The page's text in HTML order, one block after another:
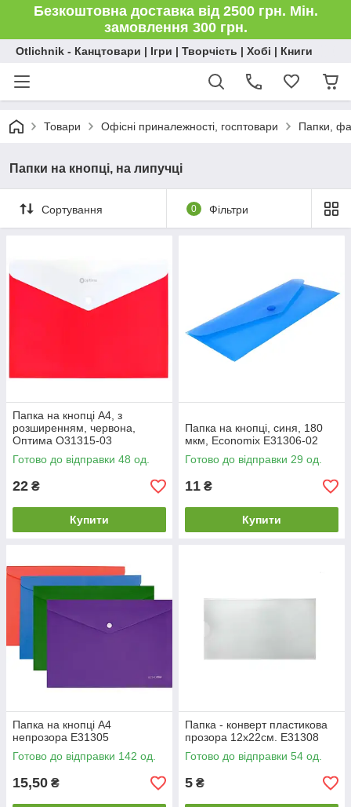
Безкоштовна доставка від 2500 грн. Мін.
замовлення 300 грн.
Otlichnik - Канцтовари | Ігри | Творчість | Хобі | Книги
Товари Офісні приналежності, госптовари Папки,
Папки на кнопці, на липучці
Сортування 0 Фільтри
Папка на кнопці А4, з
розширенням, червона,
Оптима O31315-03
Готово до відправки 48 од.
22 ₴
Купити
Папка на кнопці, синя, 180
мкм, Economix E31306-02
Готово до відправки 29 од.
11 ₴
Купити
Папка на кнопці А4
непрозора Е31305
Готово до відправки 142 од.
15,50 ₴
Папка - конверт пластикова
прозора 12х22см. Е31308
Готово до відправки 54 од.
5 ₴